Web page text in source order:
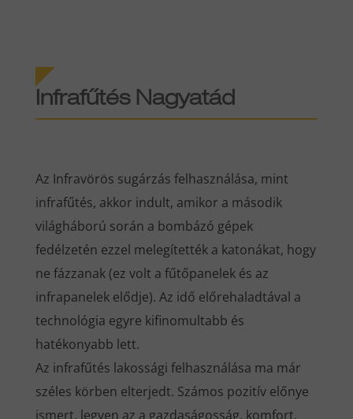
Infrafűtés Nagyatád
Az Infravörös sugárzás felhasználása, mint
infrafűtés, akkor indult, amikor a második
világháború során a bombázó gépek
fedélzetén ezzel melegítették a katonákat, hogy
ne fázzanak (ez volt a fűtőpanelek és az
infrapanelek elődje). Az idő előrehaladtával a
technológia egyre kifinomultabb és
hatékonyabb lett.
Az infrafűtés lakossági felhasználása ma már
széles körben elterjedt. Számos pozitív előnye
ismert, legyen az a gazdaságosság, komfort,